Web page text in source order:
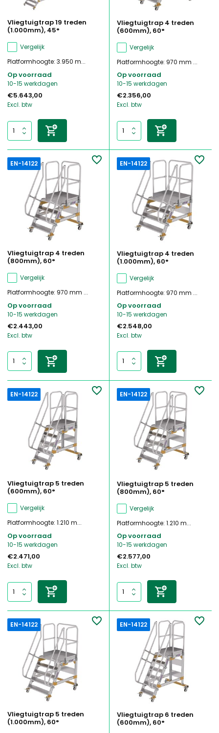
Vliegtuigtrap 19 treden
(1.000mm), 45°
Vergelijk
Platformhoogte: 3.950 m...
Op voorraad
10-15 werkdagen
€5.643,00
Excl. btw
Vliegtuigtrap 4 treden
(600mm), 60°
Vergelijk
Platformhoogte: 970 mm ...
Op voorraad
10-15 werkdagen
€2.356,00
Excl. btw
EN-14122
Vliegtuigtrap 4 treden
(800mm), 60°
Vergelijk
Platformhoogte: 970 mm ...
Op voorraad
10-15 werkdagen
€2.443,00
Excl. btw
EN-14122
Vliegtuigtrap 4 treden
(1.000mm), 60°
Vergelijk
Platformhoogte: 970 mm ...
Op voorraad
10-15 werkdagen
€2.548,00
Excl. btw
EN-14122
Vliegtuigtrap 5 treden
(600mm), 60°
Vergelijk
Platformhoogte: 1.210 m...
Op voorraad
10-15 werkdagen
€2.471,00
Excl. btw
EN-14122
Vliegtuigtrap 5 treden
(800mm), 60°
Vergelijk
Platformhoogte: 1.210 m...
Op voorraad
10-15 werkdagen
€2.577,00
Excl. btw
EN-14122
Vliegtuigtrap 5 treden
(1.000mm), 60°
EN-14122
Vliegtuigtrap 6 treden
(600mm), 60°